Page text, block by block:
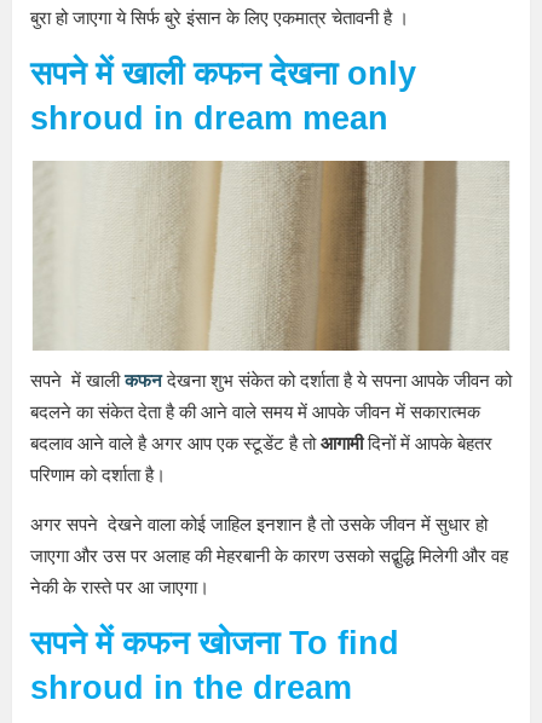
बुरा हो जाएगा ये सिर्फ बुरे इंसान के लिए एकमात्र चेतावनी है ।
सपने में खाली कफन देखना only
shroud in dream mean
सपने में खालीकफनदेखना शुभ संकेत को दर्शाता है ये सपना आपके जीवन को
बदलने का संकेत देता है की आने वाले समय में आपके जीवन में सकारात्मक
बदलाव आने वाले है अगर आप एक स्टूडेंट है तोआगामीदिनों में आपके बेहतर
परिणाम को दर्शाता है।
अगर सपने देखने वाला कोई जाहिल इनशान है तो उसके जीवन में सुधार हो
जाएगा और उस पर अलाह की मेहरबानी के कारण उसको सद्बुद्धि मिलेगी और वह
नेकी के रास्ते पर आ जाएगा।
सपनेमें कफन खोजना To find
shroud in the dream